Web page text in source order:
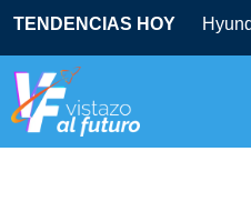
TENDENCIAS HOY